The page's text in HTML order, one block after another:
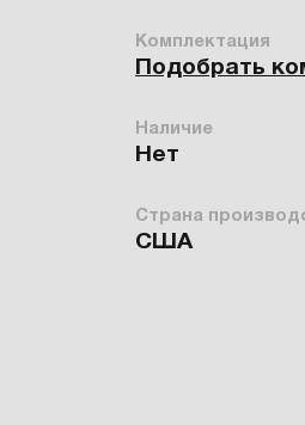
Комплектация
Подобрать
Наличие
Нет
Страна
США